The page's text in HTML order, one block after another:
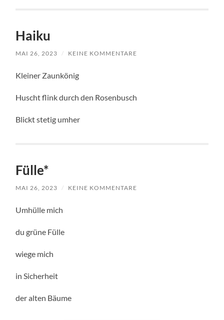
Haiku
MAI 26, 2023 / KEINE KOMMENTARE
Kleiner Zaunkönig
Huscht flink durch den Rosenbusch
Blickt stetig umher
Fülle*
MAI 26, 2023 / KEINE KOMMENTARE
Umhülle mich
du grüne Fülle
wiege mich
in Sicherheit
der alten Bäume